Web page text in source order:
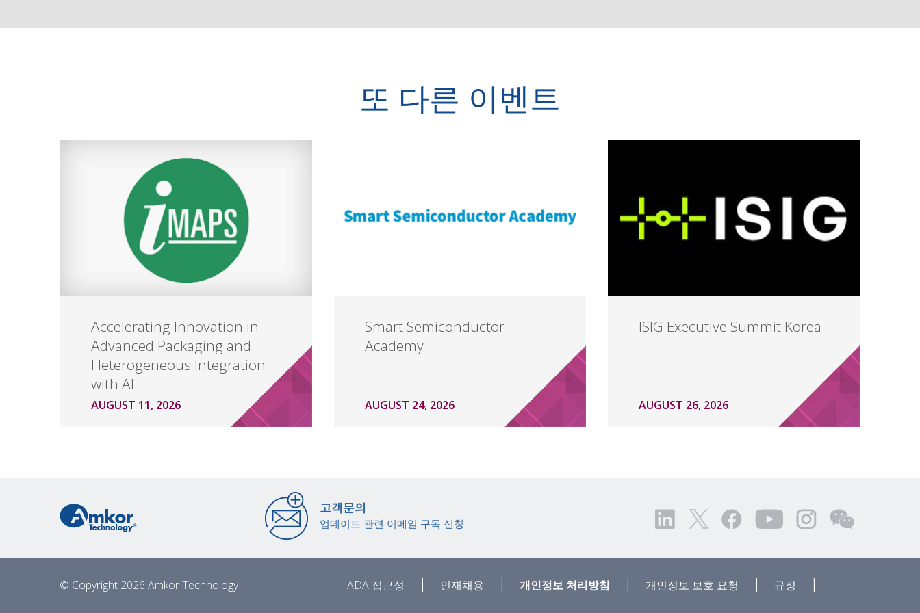
또 다른 이벤트
Accelerating Innovation in
Advanced Packaging and
Heterogeneous Integration
with AI
AUGUST 11, 2026
Smart Semiconductor
Academy
AUGUST 24, 2026
ISIG Executive Summit Korea
AUGUST 26, 2026
고객문의
업데이트 관련 이메일 구독 신청
© Copyright 2026 Amkor Technology ADA 접근성 | 인재채용 | 개인정보 처리방침 | 개인정보 보호 요청 | 규정
|